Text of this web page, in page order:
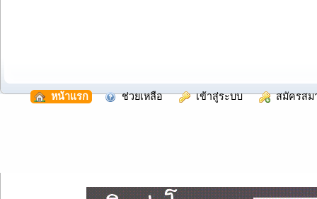
หน้าแรก ช่วยเหลือ เข้าสู่ระบบ สมัครสม